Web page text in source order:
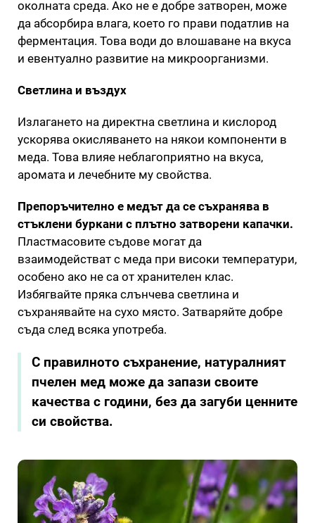
околната среда. Ако не е добре затворен, може
да абсорбира влага, което го прави податлив на
ферментация. Това води до влошаване на вкуса
и евентуално развитие на микроорганизми.
Светлина и въздух
Излагането на директна светлина и кислород
ускорява окисляването на някои компоненти в
меда. Това влияе неблагоприятно на вкуса,
аромата и лечебните му свойства.
Препоръчително е медът да се съхранява в
стъклени буркани с плътно затворени капачки.
Пластмасовите съдове могат да
взаимодействат с меда при високи температури,
особено ако не са от хранителен клас.
Избягвайте пряка слънчева светлина и
съхранявайте на сухо място. Затваряйте добре
съда след всяка употреба.
С правилното съхранение, натуралният
пчелен мед може да запази своите
качества с години, без да загуби ценните
си свойства.